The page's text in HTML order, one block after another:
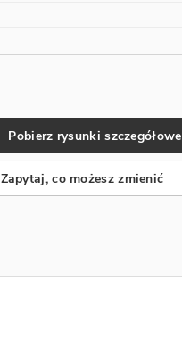
Pobierz rysunki szczegółowe
Zapytaj, co możesz zmienić